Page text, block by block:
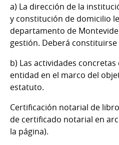
a) La dirección de la
y constitución de domicilio
departamento de
gestión. Deberá
b) Las actividades
entidad en el marco del
estatuto.
Certificación notarial de
de certificado notarial en
la página).